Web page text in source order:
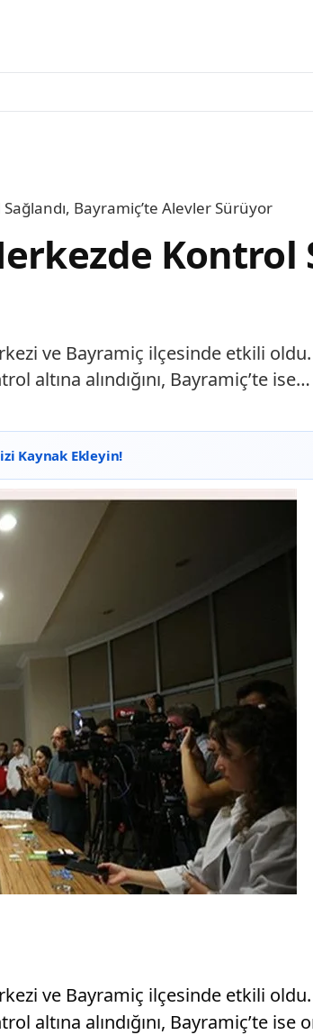
Bayramiç’te Alevler Sürüyor
Kontrol
ve Bayramiç ilçesinde etkili
altına alındığını, Bayramiç’te ise…
Kaynak Ekleyin!
ve Bayramiç ilçesinde etkili
altına alındığını, Bayramiç’te